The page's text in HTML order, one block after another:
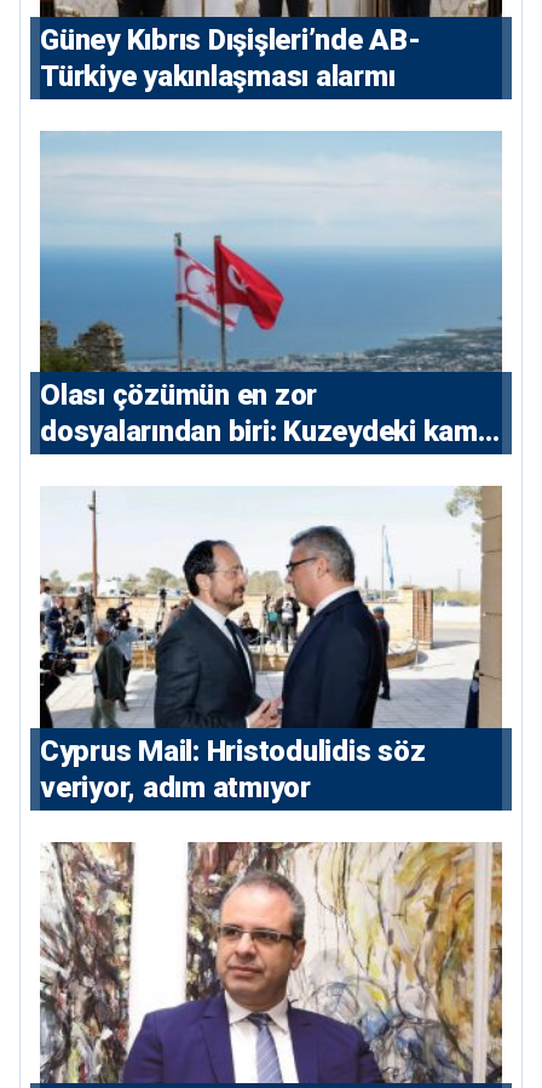
Güney Kıbrıs Dışişleri’nde AB-
Türkiye yakınlaşması alarmı
Olası çözümün en zor
dosyalarından biri: Kuzeydeki kamu
⁠Cyprus Mail: Hristodulidis söz
veriyor, adım atmıyor